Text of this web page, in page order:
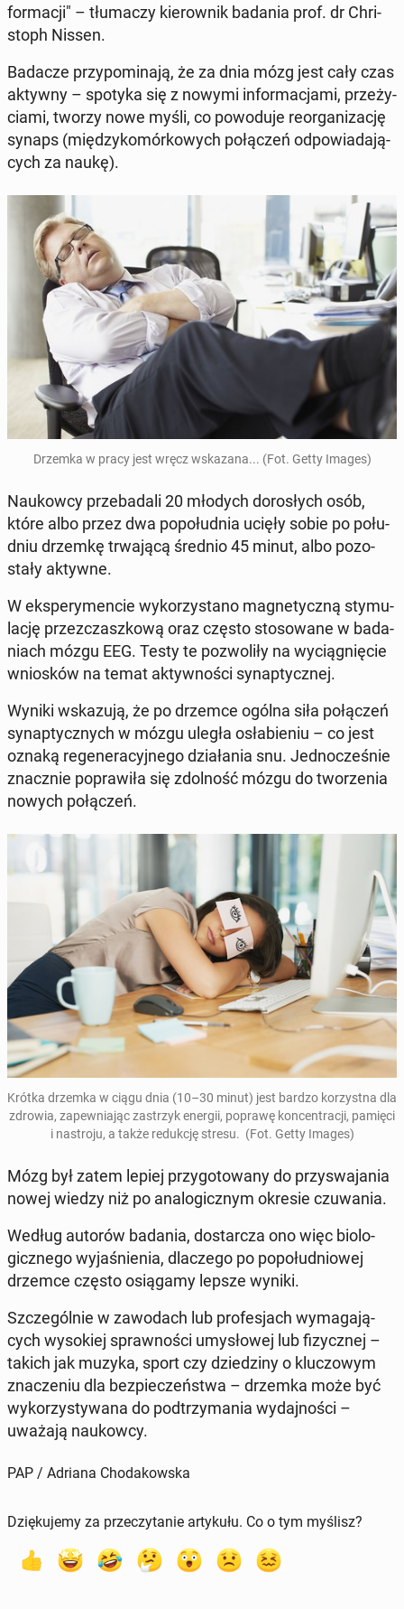
for­ma­cji" – tłu­ma­czy kie­row­nik badania prof. dr Chri­
stoph Nissen.
Badacze przy­po­mi­na­ją, że za dnia mózg jest cały czas
aktywny – spotyka się z nowymi in­for­ma­cja­mi, prze­ży­
cia­mi, tworzy nowe myśli, co po­wo­du­je re­or­ga­ni­za­cję
synaps (mię­dzy­ko­mór­ko­wych po­łą­czeń od­po­wia­da­ją­
cych za naukę).
Drzemka w pracy jest wręcz wska­za­na... (Fot. Getty Images)
Na­ukow­cy prze­ba­da­li 20 młodych do­ro­słych osób,
które albo przez dwa po­po­łu­dnia ucięły sobie po po­łu­
dniu drzemkę trwa­ją­cą średnio 45 minut, albo po­zo­
sta­ły aktywne.
W eks­pe­ry­men­cie wy­ko­rzy­sta­no ma­gne­tycz­ną sty­mu­
la­cję prze­zczasz­ko­wą oraz często sto­so­wa­ne w ba­da­
niach mózgu EEG. Testy te po­zwo­li­ły na wy­cią­gnię­cie
wnio­sków na temat ak­tyw­no­ści sy­nap­tycz­nej.
Wyniki wska­zu­ją, że po drzemce ogólna siła po­łą­czeń
sy­nap­tycz­nych w mózgu uległa osła­bie­niu – co jest
oznaką re­ge­ne­ra­cyj­ne­go dzia­ła­nia snu. Jed­no­cze­śnie
znacz­nie po­pra­wi­ła się zdol­ność mózgu do two­rze­nia
nowych po­łą­czeń.
Krótka drzemka w ciągu dnia (10–30 minut) jest bardzo ko­rzyst­na dla
zdrowia, za­pew­nia­jąc za­strzyk energii, poprawę kon­cen­tra­cji, pamięci
i na­stro­ju, a także re­duk­cję stresu. (Fot. Getty Images)
Mózg był zatem lepiej przy­go­to­wa­ny do przy­swa­ja­nia
nowej wiedzy niż po ana­lo­gicz­nym okresie czu­wa­nia.
Według autorów badania, do­star­cza ono więc bio­lo­
gicz­ne­go wy­ja­śnie­nia, dla­cze­go po po­po­łu­dnio­wej
drzemce często osią­ga­my lepsze wyniki.
Szcze­gól­nie w za­wo­dach lub pro­fe­sjach wy­ma­ga­ją­
cych wy­so­kiej spraw­no­ści umy­sło­wej lub fi­zycz­nej –
takich jak muzyka, sport czy dzie­dzi­ny o klu­czo­wym
zna­cze­niu dla bez­pie­czeń­stwa – drzemka może być
wy­ko­rzy­sty­wa­na do pod­trzy­ma­nia wy­daj­no­ści –
uważają na­ukow­cy.
PAP / Adriana Chodakowska
Dziękujemy za przeczytanie artykułu. Co o tym myślisz?